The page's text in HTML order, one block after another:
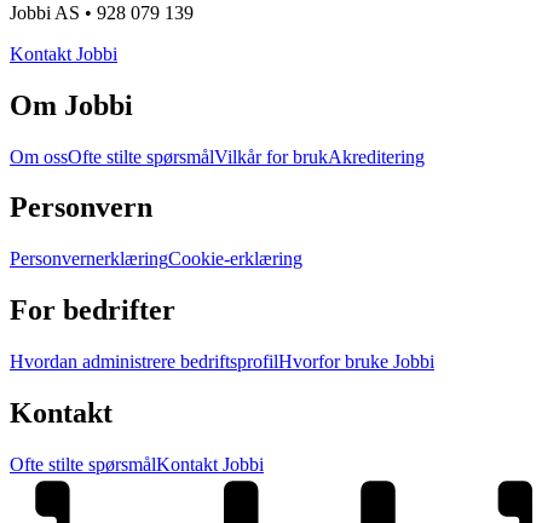
Jobbi AS • 928 079 139
Kontakt Jobbi
Om Jobbi
Om ossOfte stilte spørsmålVilkår for brukAkreditering
Personvern
PersonvernerklæringCookie-erklæring
For bedrifter
Hvordan administrere bedriftsprofilHvorfor bruke Jobbi
Kontakt
Ofte stilte spørsmålKontakt Jobbi